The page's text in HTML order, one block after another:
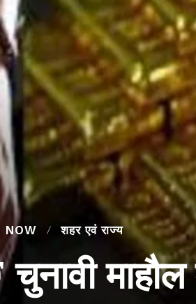
NOW शहर एवं राज्य
माहौल